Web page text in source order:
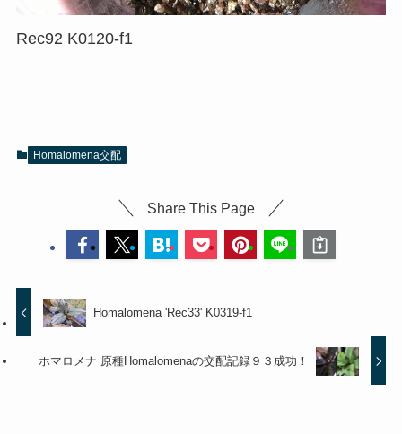
Rec92 K0120-f1
Homalomena交配
Share This Page
Homalomena 'Rec33' K0319-f1
ホマロメナ 原種Homalomenaの交配記録９３成功！